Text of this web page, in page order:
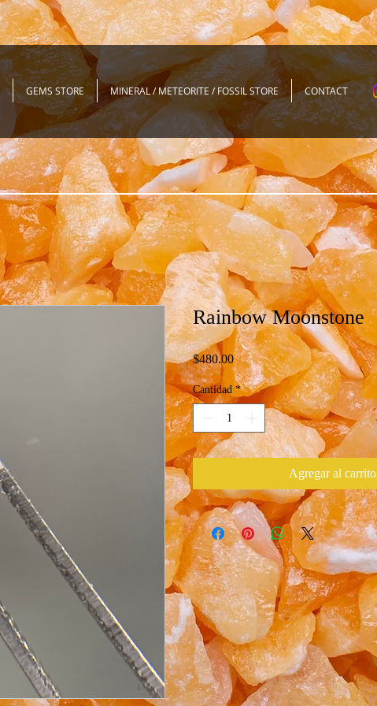
GEMS STORE MINERAL / METEORITE / FOSSIL STORE CONTACT
Rainbow Moonstone
$480.00Precio
Cantidad *
Agregar al carrito